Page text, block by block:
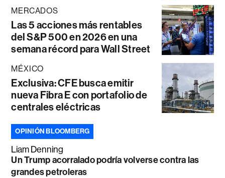
MERCADOS
Las 5 acciones más rentables
del S&P 500 en 2026 en una
semana récord para Wall Street
MÉXICO
Exclusiva: CFE busca emitir
nueva Fibra E con portafolio de
centrales eléctricas
OPINIÓN BLOOMBERG
Liam Denning
Un Trump acorralado podría volverse contra las
grandes petroleras